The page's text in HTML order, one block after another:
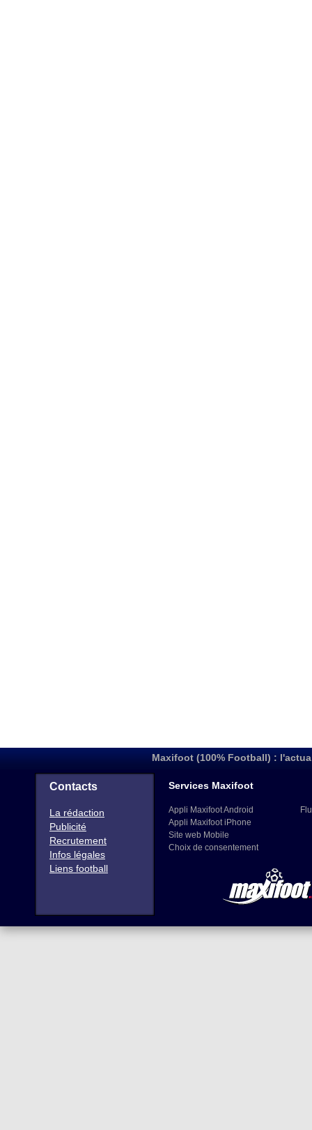
Maxifoot (100% Football) :
Contacts
La rédaction
Publicité
Recrutement
Infos légales
Liens football
Services Maxifoot
Appli Maxifoot Android
Appli Maxifoot iPhone
Site web Mobile
Choix de consentement